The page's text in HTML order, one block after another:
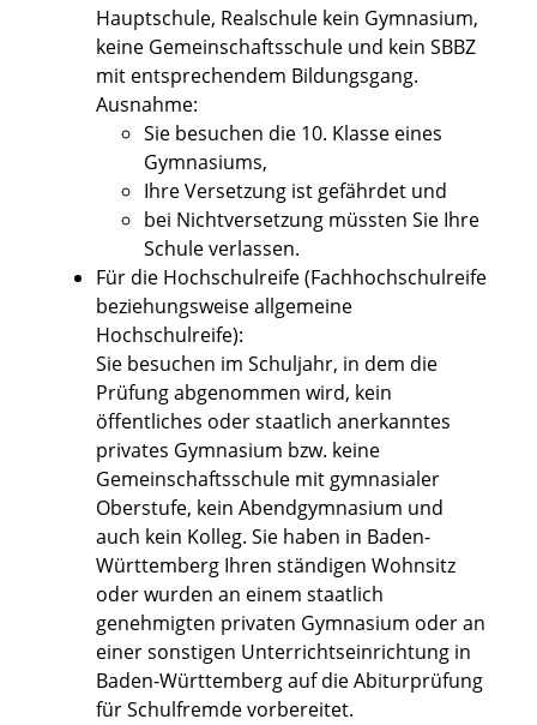
Hauptschule, Realschule kein Gymnasium,
keine Gemeinschaftsschule und kein SBBZ
mit entsprechendem Bildungsgang.
Ausnahme:
Sie besuchen die 10. Klasse eines
Gymnasiums,
Ihre Versetzung ist gefährdet und
bei Nichtversetzung müssten Sie Ihre
Schule verlassen.
Für die Hochschulreife (Fachhochschulreife
beziehungsweise allgemeine
Hochschulreife):
Sie besuchen im Schuljahr, in dem die
Prüfung abgenommen wird, kein
öffentliches oder staatlich anerkanntes
privates Gymnasium bzw. keine
Gemeinschaftsschule mit gymnasialer
Oberstufe, kein Abendgymnasium und
auch kein Kolleg. Sie haben in Baden-
Württemberg Ihren ständigen Wohnsitz
oder wurden an einem staatlich
genehmigten privaten Gymnasium oder an
einer sonstigen Unterrichtseinrichtung in
Baden-Württemberg auf die Abiturprüfung
für Schulfremde vorbereitet.